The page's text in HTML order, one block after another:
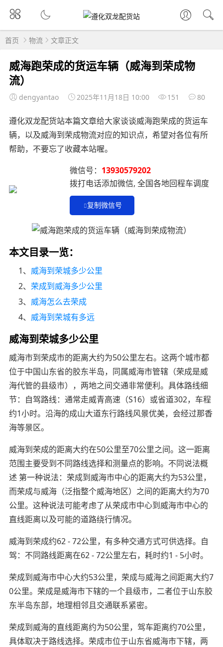
首页 物流 文章正文
威海跑荣成的货运车辆（威海到荣成物
流）
dengyantao 2025年11月18日 10:00 151 80
遵化双龙配货站本篇文章给大家谈谈威海跑荣成的货运车
辆，以及威海到荣成物流对应的知识点，希望对各位有所
帮助，不要忘了收藏本站喔。
微信号： 13930579202
拨打电话添加微信, 全国各地回程车调度
复制微信号
本文目录一览：
1、 威海到荣城多少公里
2、 荣成到威海多少公里
3、 威海怎么去荣成
4、 威海到荣城有多远
威海到荣城多少公里
威海市到荣成市的距离大约为50公里左右。这两个城市都
位于中国山东省的胶东半岛，同属威海市管辖（荣成是威
海代管的县级市），两地之间交通非常便利。具体路线细
节：自驾路线：通常走威青高速（S16）或省道302，车程
约1小时。沿海的成山大道东行路线风景优美，会经过那香
海等景区。
威海到荣成的距离大约在50公里至70公里之间。这一距离
范围主要受到不同路线选择和测量点的影响。不同说法概
述 第一种说法：荣成到威海市中心的距离大约为53公里，
而荣成与威海（泛指整个威海地区）之间的距离大约为70
公里。这种说法可能考虑了从荣成市中心到威海市中心的
直线距离以及可能的道路绕行情况。
威海到荣成约62 - 72公里，有多种交通方式可供选择。自
驾：不同路线距离在62 - 72公里左右，耗时约1 - 5小时。
荣成到威海市中心大约53公里，荣成与威海之间距离大约7
0公里。荣成是威海市下辖的一个县级市，二者位于山东胶
东半岛东部，地理相邻且交通联系紧密。
荣成到威海的直线距离约为50公里，驾车距离约70公里，
具体取决于路线选择。荣成市位于山东省威海市下辖，两